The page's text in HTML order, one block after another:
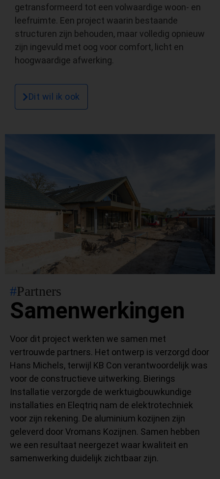
getransformeerd tot een volwaardige woon- en
leefruimte. Een project waarin bestaande
structuren zijn behouden, maar volledig opnieuw
zijn ingevuld met oog voor comfort, licht en
hoogwaardige afwerking.
Dit wil ik ook
#Partners
Samenwerkingen
Voor dit project werkten we samen met
vertrouwde partners. Het ontwerp is verzorgd door
Hans Michels, terwijl KB Con verantwoordelijk was
voor de constructieve uitwerking. Bierings
Installatie verzorgde de werktuigbouwkundige
installaties en Eleqtriq nam de elektrotechniek
voor zijn rekening. De aluminium kozijnen zijn
geleverd door Vromans Kozijnen. Samen hebben
we een resultaat neergezet waar kwaliteit en
samenwerking duidelijk zichtbaar zijn.